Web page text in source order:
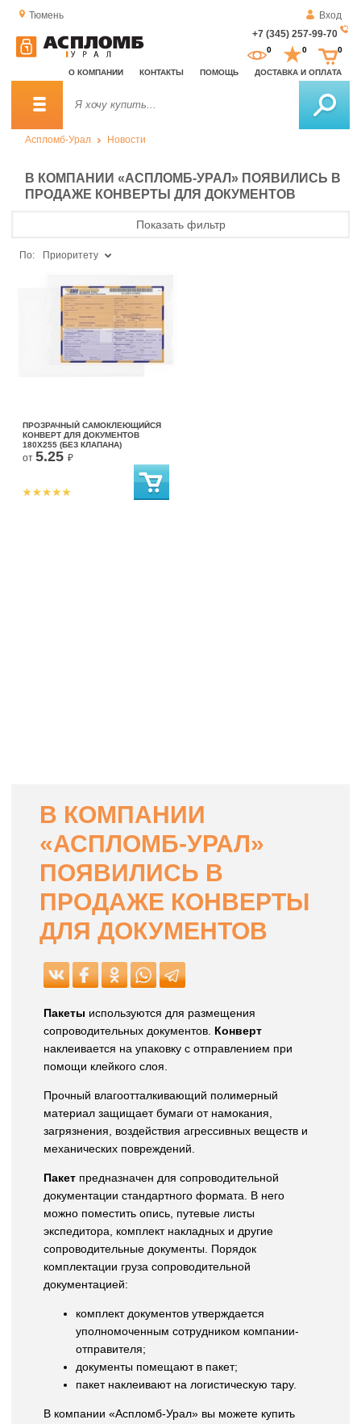
Тюмень
Вход
+7 (345) 257-99-70
О КОМПАНИИ КОНТАКТЫ ПОМОЩЬ ДОСТАВКА И ОПЛАТА
0 0 0
Аспломб-Урал Новости
В КОМПАНИИ «АСПЛОМБ-УРАЛ» ПОЯВИЛИСЬ В
ПРОДАЖЕ КОНВЕРТЫ ДЛЯ ДОКУМЕНТОВ
Показать фильтр
По: Приоритету
ПРОЗРАЧНЫЙ САМОКЛЕЮЩИЙСЯ
КОНВЕРТ ДЛЯ ДОКУМЕНТОВ
180Х255 (БЕЗ КЛАПАНА)
от 5.25 ₽
В КОМПАНИИ
«АСПЛОМБ-УРАЛ»
ПОЯВИЛИСЬ В
ПРОДАЖЕ КОНВЕРТЫ
ДЛЯ ДОКУМЕНТОВ
Пакеты используются для размещения
сопроводительных документов. Конверт
наклеивается на упаковку с отправлением при
помощи клейкого слоя.
Прочный влагоотталкивающий полимерный
материал защищает бумаги от намокания,
загрязнения, воздействия агрессивных веществ и
механических повреждений.
Пакет предназначен для сопроводительной
документации стандартного формата. В него
можно поместить опись, путевые листы
экспедитора, комплект накладных и другие
сопроводительные документы. Порядок
комплектации груза сопроводительной
документацией:
комплект документов утверждается
уполномоченным сотрудником компании-
отправителя;
документы помещают в пакет;
пакет наклеивают на логистическую тару.
В компании «Аспломб-Урал» вы можете купить